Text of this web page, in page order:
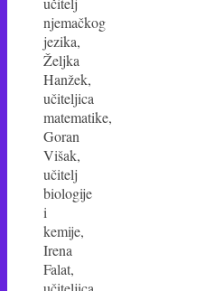
njemačkog
jezika,
Željka
Hanžek,
učiteljica
matematike,
Goran
Višak,
učitelj
biologije
i
kemije,
Irena
Falat,